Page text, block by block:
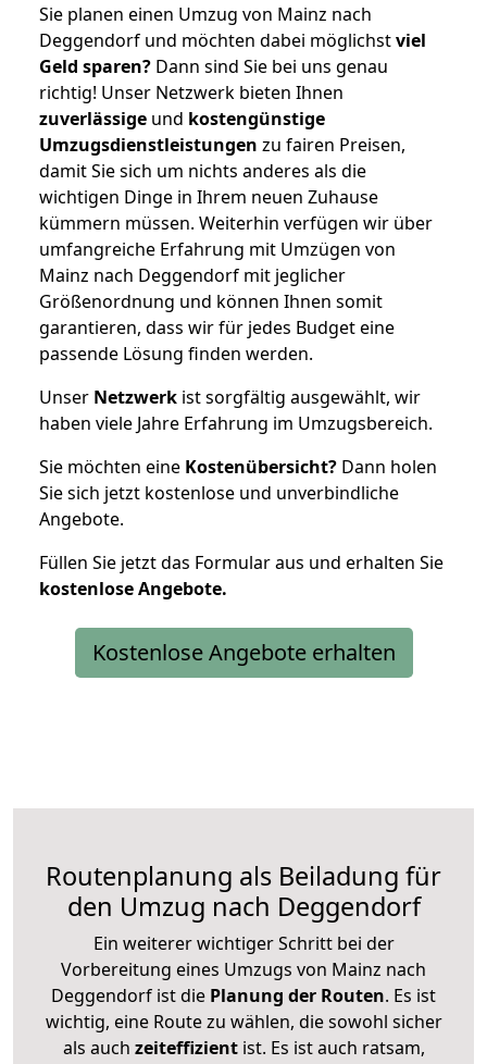
Sie planen einen Umzug von Mainz nach
Deggendorf und möchten dabei möglichstviel
Geld sparen? Dann sind Sie bei uns genau
richtig! Unser Netzwerk bieten Ihnen
zuverlässige und kostengünstige
Umzugsdienstleistungen zu fairen Preisen,
damit Sie sich um nichts anderes als die
wichtigen Dinge in Ihrem neuen Zuhause
kümmern müssen. Weiterhin verfügen wir über
umfangreiche Erfahrung mit Umzügen von
Mainz nach Deggendorf mit jeglicher
Größenordnung und können Ihnen somit
garantieren, dass wir für jedes Budget eine
passende Lösung finden werden.
Unser Netzwerk ist sorgfältig ausgewählt, wir
haben viele Jahre Erfahrung im Umzugsbereich.
Sie möchten eine Kostenübersicht? Dann holen
Sie sich jetzt kostenlose und unverbindliche
Angebote.
Füllen Sie jetzt das Formular aus und erhalten Sie
kostenloseAngebote.
Kostenlose Angebote erhalten
Routenplanung als Beiladung für
den Umzug nach Deggendorf
Ein weiterer wichtiger Schritt bei der
Vorbereitung eines Umzugs von Mainz nach
Deggendorf ist die Planung der Routen. Es ist
wichtig, eine Route zu wählen, die sowohl sicher
als auch zeiteffizientist. Es ist auch ratsam,